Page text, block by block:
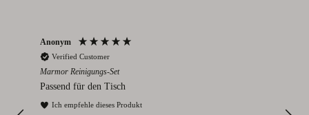
Anonym
Verified Customer
Marmor Reinigungs-Set
Passend für den Tisch
Ich empfehle dieses Produkt